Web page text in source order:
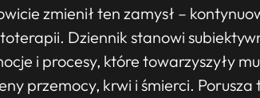
zmienił ten zamysł –
Dziennik stanowi
i procesy, które towarzyszyły
przemocy, krwi i śmierci.